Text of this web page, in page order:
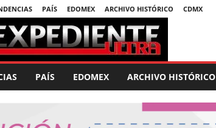
PAÍS EDOMEX ARCHIVO HISTÓRICO CDMX
PAÍS EDOMEX ARCHIVO HISTÓRICO